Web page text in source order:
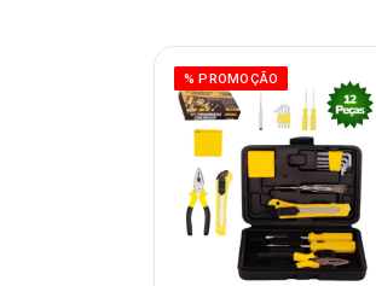
% PROMOÇÃO